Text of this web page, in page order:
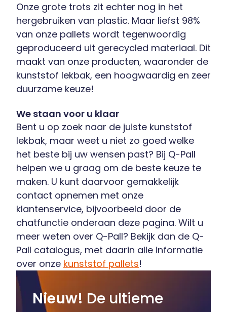
Onze grote trots zit echter nog in het
hergebruiken van plastic. Maar liefst 98%
van onze pallets wordt tegenwoordig
geproduceerd uit gerecycled materiaal. Dit
maakt van onze producten, waaronder de
kunststof lekbak, een hoogwaardig en zeer
duurzame keuze!
We staan voor u klaar
Bent u op zoek naar de juiste kunststof
lekbak, maar weet u niet zo goed welke
het beste bij uw wensen past? Bij Q-Pall
helpen we u graag om de beste keuze te
maken. U kunt daarvoor gemakkelijk
contact opnemen met onze
klantenservice, bijvoorbeeld door de
chatfunctie onderaan deze pagina. Wilt u
meer weten over Q-Pall? Bekijk dan de Q-
Pall catalogus, met daarin alle informatie
over onze kunststof pallets!
Nieuw! De ultieme